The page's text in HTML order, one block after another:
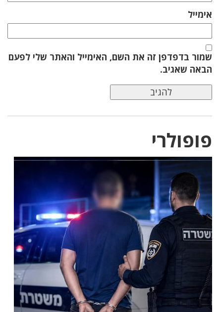
אימייל
שמור בדפדפן זה את השם, האימייל והאתר שלי לפעם
הבאה שאגיב.
פופולרי